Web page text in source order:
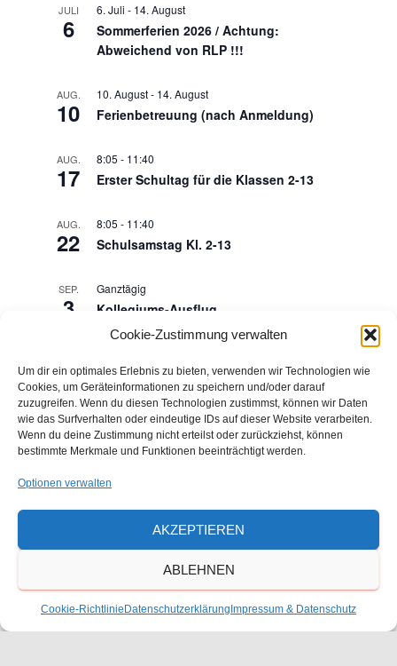
Cookie-Zustimmung verwalten
Um dir ein optimales Erlebnis zu bieten, verwenden wir Technologien wie
Cookies, um Geräteinformationen zu speichern und/oder darauf
zuzugreifen. Wenn du diesen Technologien zustimmst, können wir Daten
wie das Surfverhalten oder eindeutige IDs auf dieser Website verarbeiten.
Wenn du deine Zustimmung nicht erteilst oder zurückziehst, können
bestimmte Merkmale und Funktionen beeinträchtigt werden.
Optionen verwalten
AKZEPTIEREN
ABLEHNEN
Cookie-Richtlinie Datenschutzerklärung Impressum & Datenschutz
JULI
6
6. Juli - 14. August
Sommerferien 2026 / Achtung:
Abweichend von RLP !!!
AUG.
10
10. August- 14. August
Ferienbetreuung (nach Anmeldung)
AUG.
17
8:05 - 11:40
Erster Schultag für die Klassen 2-13
AUG.
22
8:05 - 11:40
Schulsamstag Kl. 2-13
SEP.
3
Ganztägig
Kollegiums-Ausflug
11 Klassenspiel der 12. Klasse
SEP.
25
8:05-11:40
Interne Monatsfeier
SEP.
26
8:05
Kalender anzeigen
Kalender